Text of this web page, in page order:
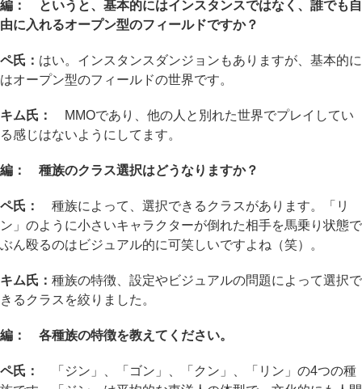
編： というと、基本的にはインスタンスではなく、誰でも自
由に入れるオープン型のフィールドですか？
ペ氏： はい。インスタンスダンジョンもありますが、基本的に
はオープン型のフィールドの世界です。
キム氏：
MMOであり、他の人と別れた世界でプレイしてい
る感じはないようにしてます。
編： 種族のクラス選択はどうなりますか？
ペ氏：
種族によって、選択できるクラスがあります。「リ
ン」のように小さいキャラクターが倒れた相手を馬乗り状態で
ぶん殴るのはビジュアル的に可笑しいですよね（笑）。
キム氏： 種族の特徴、設定やビジュアルの問題によって選択で
きるクラスを絞りました。
編： 各種族の特徴を教えてください。
ペ氏：
「ジン」、「ゴン」、「クン」、「リン」の4つの種